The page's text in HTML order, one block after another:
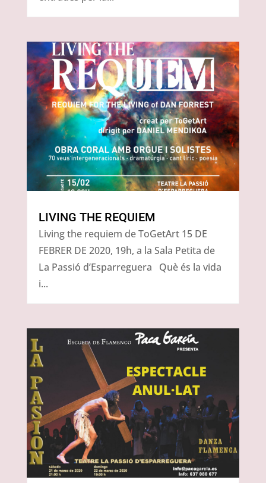
LIVING THE REQUIEM
Living the requiem de ToGetArt 15 DE
FEBRER DE 2020, 19h, a la Sala Petita de
La Passió d’Esparreguera Què és la vida
i...